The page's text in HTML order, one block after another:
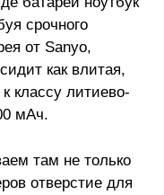
срочного
от Sanyo,
как влитая,
классу литиево-
мАч.
там не только
отверстие для